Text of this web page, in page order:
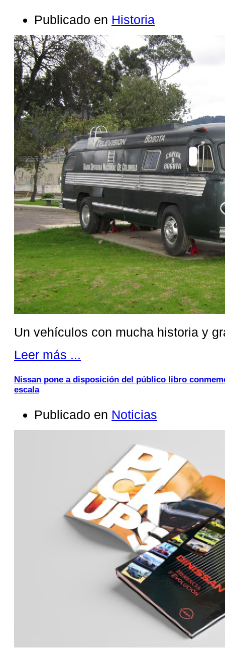
Publicado en Historia
Un vehículos con mucha historia y
Leer más ...
Nissan pone a disposición del público libro
escala
Publicado en Noticias